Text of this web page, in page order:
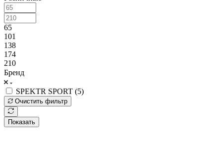
65
101
138
174
210
Бренд
SPEKTR SPORT (5)
Очистить фильтр
Показать